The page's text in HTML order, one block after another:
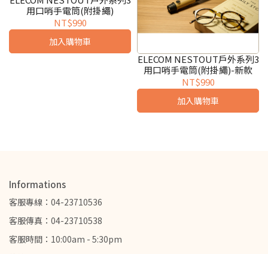
用口哨手電筒(附掛繩)
NT$990
加入購物車
ELECOM NESTOUT戶外系列3
用口哨手電筒(附掛繩)-新款
NT$990
加入購物車
Informations
客服專線：04-23710536
客服傳真：04-23710538
客服時間：10:00am - 5:30pm